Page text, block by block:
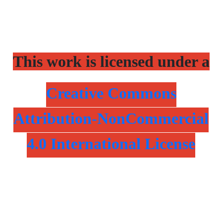
This work is licensed under a
Creative Commons
Attribution-NonCommercial
4.0 International License